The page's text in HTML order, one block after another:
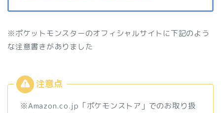
※ポケットモンスターのオフィシャルサイトに下記のよう
な注意書きがありました
※Amazon.co.jp「ポケモンストア」でのお取り扱